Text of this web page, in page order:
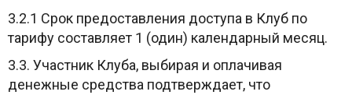
3.2.1 Срок предоставления доступа в Клуб по
тарифу составляет 1 (один) календарный месяц.
3.3. Участник Клуба, выбирая и оплачивая
денежные средства подтверждает, что